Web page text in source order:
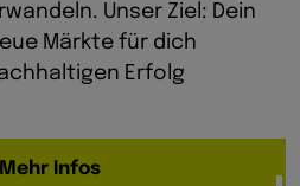
Unser Ziel: Dein
Märkte für dich
Erfolg
Mehr Infos